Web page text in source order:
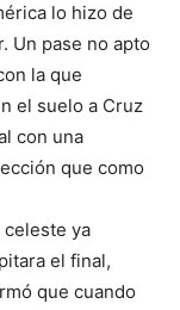
lo hizo de
Un pase no apto
la que
el suelo a Cruz
con una
que como
ya
el final,
que cuando